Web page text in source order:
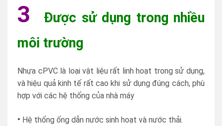
3
Được sử dụng trong nhiều
môi trường
Nhựa cPVC là loại vật liệu rất linh hoạt trong sử dụng,
và hiệu quả kinh tế rất cao khi sử dụng đúng cách, phù
hợp với các hệ thống của nhà máy
• Hệ thống ống dẫn nước sinh hoạt và nước thải.